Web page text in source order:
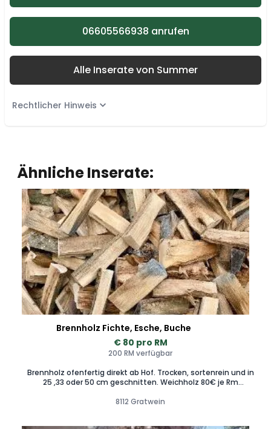
06605566938 anrufen
Alle Inserate von Summer
Rechtlicher Hinweis
Ähnliche Inserate:
Brennholz Fichte, Esche, Buche
€ 80 pro RM
200 RM verfügbar
Brennholz ofenfertig direkt ab Hof. Trocken, sortenrein und in
25 ,33 oder 50 cm geschnitten. Weichholz 80€ je Rm
je Rm Auf Wunschlänge geschnitten . Die Preise beziehen
8112 Gratwein